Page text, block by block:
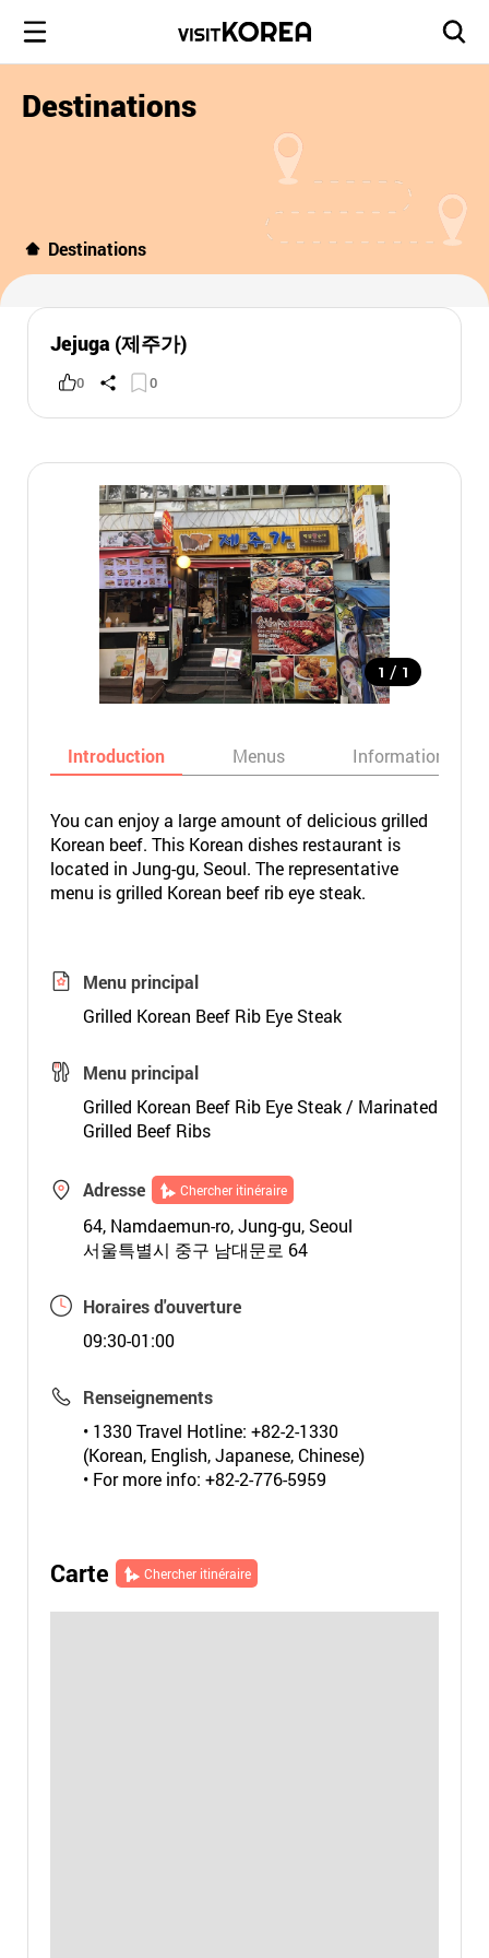
Destinations
Destinations
Jejuga (제주가)
0 0
1 / 1
Introduction Menus Informations
You can enjoy a large amount of delicious grilled
Korean beef. This Korean dishes restaurant is
located in Jung-gu, Seoul. The representative
menu is grilled Korean beef rib eye steak.
Menu principal
Grilled Korean Beef Rib Eye Steak
Menu principal
Grilled Korean Beef Rib Eye Steak / Marinated
Grilled Beef Ribs
Adresse Chercher itinéraire
64, Namdaemun-ro, Jung-gu, Seoul
서울특별시 중구 남대문로 64
Horaires d'ouverture
09:30-01:00
Renseignements
• 1330 Travel Hotline: +82-2-1330
(Korean, English, Japanese, Chinese)
• For more info: +82-2-776-5959
Carte Chercher itinéraire